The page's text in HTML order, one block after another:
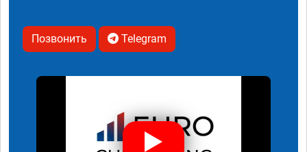
Позвонить Telegram